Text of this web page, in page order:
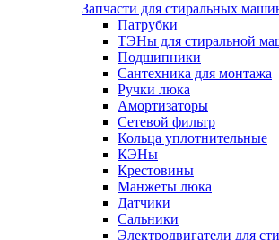
Запчасти для стиральных
Патрубки
ТЭНы для стиральной
Подшипники
Сантехника для монтажа
Ручки люка
Амортизаторы
Сетевой фильтр
Кольца уплотнительные
КЭНы
Крестовины
Манжеты люка
Датчики
Сальники
Электродвигатели для